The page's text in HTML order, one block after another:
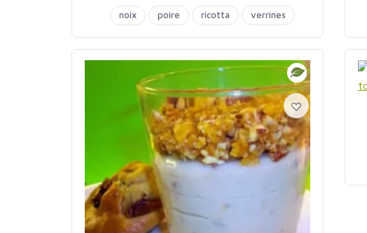
noix
poire ricotta verrines